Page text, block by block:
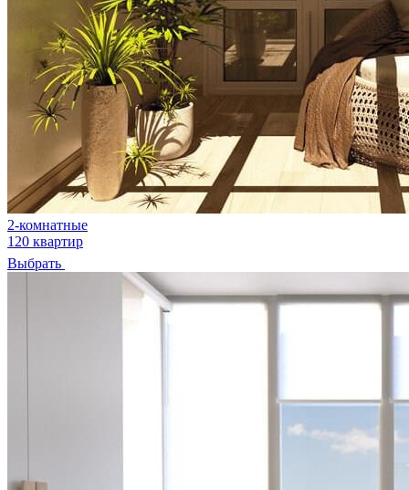
2-комнатные
120 квартир
Выбрать